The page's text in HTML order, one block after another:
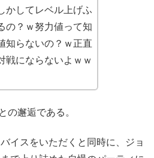
かしてレベル上げふ
の？ｗ努力値って知
知らないの？ｗ正直
戦にならないよｗｗ
との邂逅である。
イスをいただくと同時に、ジョ